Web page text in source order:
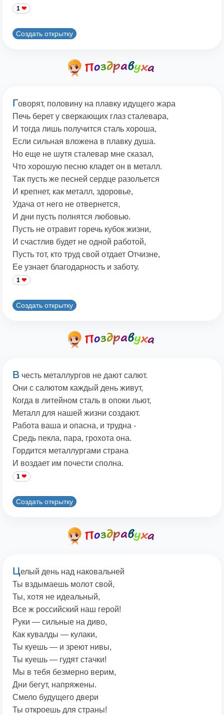
1
Создать открытку
Говорят, половину на плавку идущего жара
Печь берет у сверкающих глаз сталевара,
И тогда лишь получится сталь хороша,
Если сильная вложена в плавку душа.
Но еще не шутя сталевар мне сказал,
Что хорошую песню кладет он в металл.
Так пусть же песней сердце разольется
И крепнет, как металл, здоровье,
Удача от него не отвернется,
И дни пусть полнятся любовью.
Пусть не отравит горечь кубок жизни,
И счастлив будет не одной работой,
Пусть тот, кто труд свой отдает Отчизне,
Ее узнает благодарность и заботу.
1
Создать открытку
В честь металлургов не дают салют.
Они с салютом каждый день живут,
Когда в литейном сталь в опоки льют,
Металл для нашей жизни создают.
Работа ваша и опасна, и трудна -
Средь пекла, пара, грохота она.
Гордится металлургами страна
И воздает им почести сполна.
1
Создать открытку
Целый день над наковальней
Ты вздымаешь молот свой,
Ты, хотя не идеальный,
Все ж российский наш герой!
Руки — сильные на диво,
Как кувалды — кулаки,
Ты куешь — и зреют нивы,
Ты куешь — гудят стачки!
Мы в тебя безмерно верим,
Дни бегут, напряжены.
Смело будущего двери
Ты откроешь для страны!